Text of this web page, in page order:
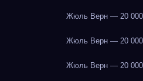
Жюль Верн — 20 000
Жюль Верн — 20 000
Жюль Верн — 20 000